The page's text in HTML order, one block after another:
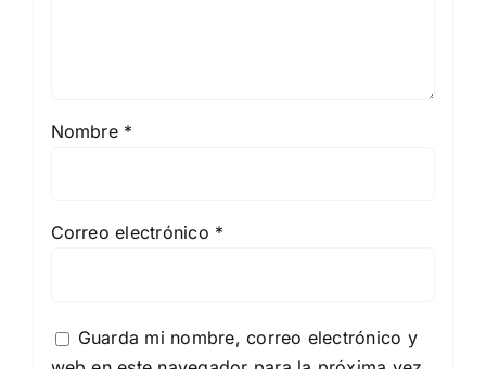
Nombre *
Correo electrónico *
Guarda mi nombre, correo electrónico y